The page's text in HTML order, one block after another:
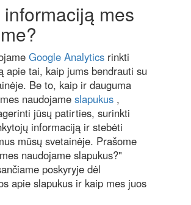
informaciją mes
Google Analytics rinkti
apie tai, kaip jums bendrauti su
Be to, kaip ir dauguma
naudojame slapukus ,
jūsų patirties, surinkti
informaciją ir stebėti
mūsų svetainėje. Prašome
naudojame slapukus?"
poskyryje dėl
apie slapukus ir kaip mes juos